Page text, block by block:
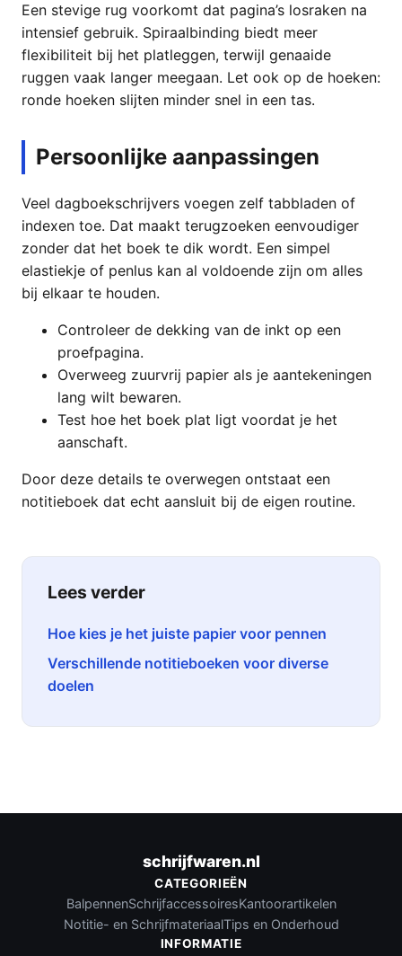
Een stevige rug voorkomt dat pagina’s losraken na
intensief gebruik. Spiraalbinding biedt meer
flexibiliteit bij het platleggen, terwijl genaaide
ruggen vaak langer meegaan. Let ook op de hoeken:
ronde hoeken slijten minder snel in een tas.
Persoonlijke aanpassingen
Veel dagboekschrijvers voegen zelf tabbladen of
indexen toe. Dat maakt terugzoeken eenvoudiger
zonder dat het boek te dik wordt. Een simpel
elastiekje of penlus kan al voldoende zijn om alles
bij elkaar te houden.
Controleer de dekking van de inkt op een
proefpagina.
Overweeg zuurvrij papier als je aantekeningen
lang wilt bewaren.
Test hoe het boek plat ligt voordat je het
aanschaft.
Door deze details te overwegen ontstaat een
notitieboek dat echt aansluit bij de eigen routine.
Lees verder
Hoe kies je het juiste papier voor pennen
Verschillende notitieboeken voor diverse
doelen
schrijfwaren.nl
CATEGORIEËN
BalpennenSchrijfaccessoiresKantoorartikelen
Notitie- en SchrijfmateriaalTips en Onderhoud
INFORMATIE